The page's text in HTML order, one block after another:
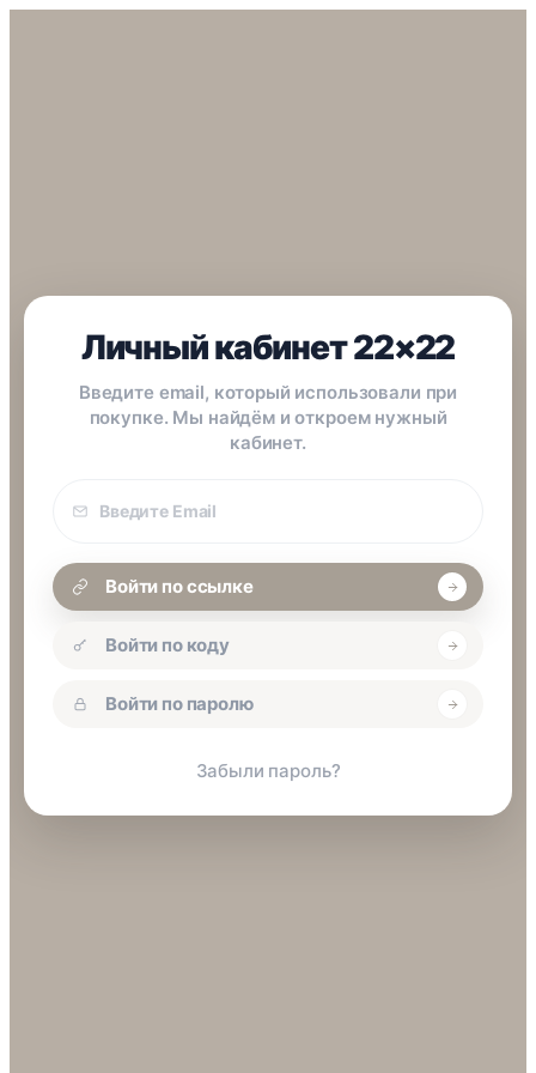
Личный кабинет 22×22
Введите email, который использовали при
покупке. Мы найдём и откроем нужный
кабинет.
покупки
Войти по ссылке
Войти по коду
Войти по паролю
Забыли пароль?